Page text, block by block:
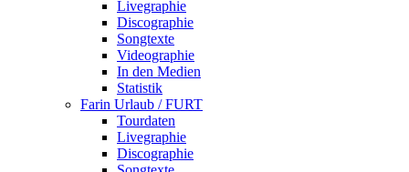
Livegraphie
Discographie
Songtexte
Videographie
In den Medien
Statistik
Farin Urlaub / FURT
Tourdaten
Livegraphie
Discographie